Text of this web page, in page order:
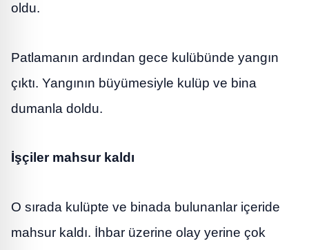
oldu.
Patlamanın ardından gece kulübünde yangın
çıktı. Yangının büyümesiyle kulüp ve bina
dumanla doldu.
İşçiler mahsur kaldı
O sırada kulüpte ve binada bulunanlar içeride
mahsur kaldı. İhbar üzerine olay yerine çok